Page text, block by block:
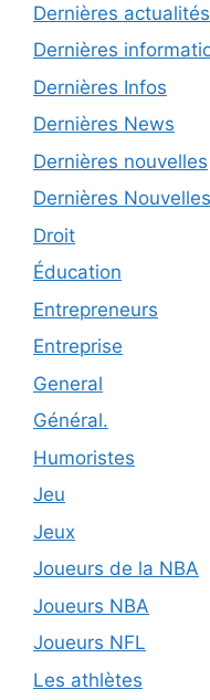
Dernières actualités
Dernières
Dernières Infos
Dernières News
Dernières nouvelles
Dernières
Droit
Éducation
Entrepreneurs
Entreprise
General
Général.
Humoristes
Jeu
Jeux
Joueurs de la NBA
Joueurs NBA
Joueurs NFL
Les athlètes